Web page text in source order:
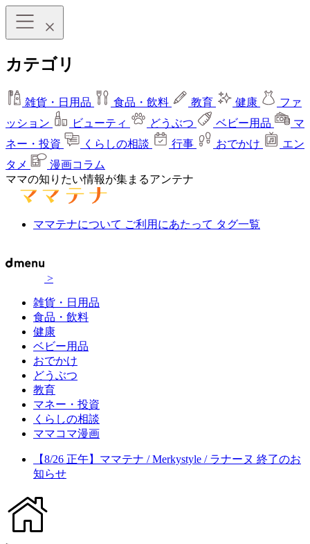
カテゴリ
雑貨・日用品 食品・飲料 教育 健康
ファ
ッション
ビューティ どうぶつ ベビー用品
マ
ネー・投資
くらしの相談 行事 おでかけ
エン
タメ
漫画コラム
ママの知りたい情報が集まるアンテナ
ママテナについて ご利用にあたって タグ一覧
>
雑貨・日用品
食品・飲料
健康
ベビー用品
おでかけ
どうぶつ
教育
マネー・投資
くらしの相談
ママコマ漫画
【8/26 正午】ママテナ / Merkystyle / ラナーヌ 終了のお
知らせ